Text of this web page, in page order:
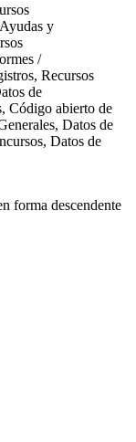
y
/
Recursos
de
Código abierto de
Datos de
Datos de
forma descendente